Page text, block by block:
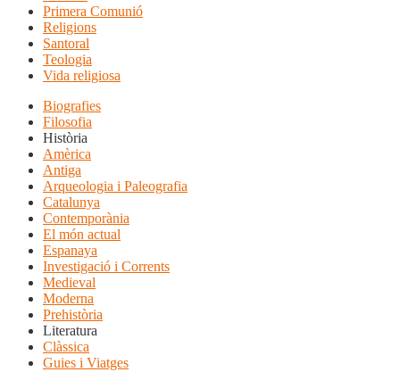
Primera Comunió
Religions
Santoral
Teologia
Vida religiosa
Biografies
Filosofia
Història
Amèrica
Antiga
Arqueologia i Paleografia
Catalunya
Contemporània
El món actual
Espanaya
Investigació i Corrents
Medieval
Moderna
Prehistòria
Literatura
Clàssica
Guies i Viatges